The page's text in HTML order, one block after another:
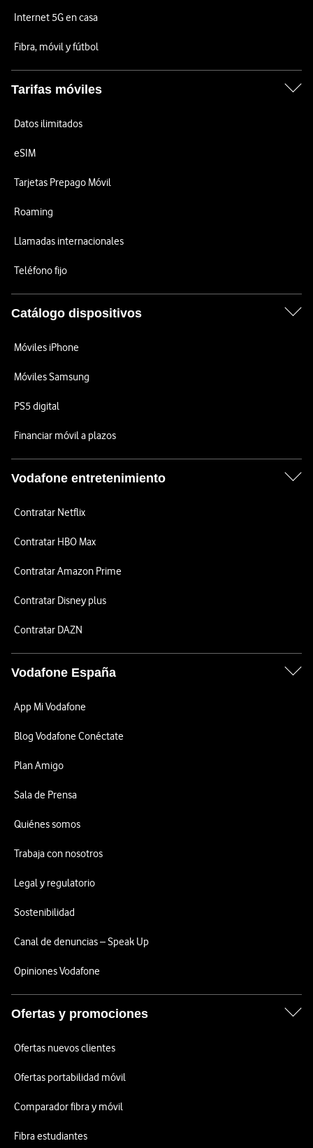
Internet 5G en casa
Fibra, móvil y fútbol
Tarifas móviles
Datos ilimitados
eSIM
Tarjetas Prepago Móvil
Roaming
Llamadas internacionales
Teléfono fijo
Catálogo dispositivos
Móviles iPhone
Móviles Samsung
PS5 digital
Financiar móvil a plazos
Vodafone entretenimiento
Contratar Netflix
Contratar HBO Max
Contratar Amazon Prime
Contratar Disney plus
Contratar DAZN
Vodafone España
App Mi Vodafone
Blog Vodafone Conéctate
Plan Amigo
Sala de Prensa
Quiénes somos
Trabaja con nosotros
Legal y regulatorio
Sostenibilidad
Canal de denuncias – Speak Up
Opiniones Vodafone
Ofertas y promociones
Ofertas nuevos clientes
Ofertas portabilidad móvil
Comparador fibra y móvil
Fibra estudiantes